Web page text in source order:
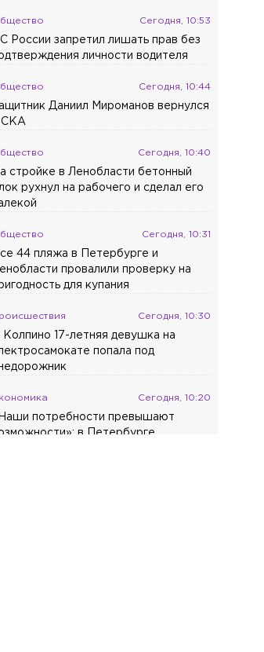
Сегодня, 10:53
России запретил лишать прав без
личности водителя
Сегодня, 10:44
Даниил Мироманов вернулся
СКА
Сегодня, 10:40
стройке в Ленобласти бетонный
рухнул на рабочего и сделал его
Сегодня, 10:31
44 пляжа в Петербурге и
провалили проверку на
для купания
Сегодня, 10:30
Колпино 17-летняя девушка на
попала под
Сегодня, 10:20
потребности превышают
в Петербурге